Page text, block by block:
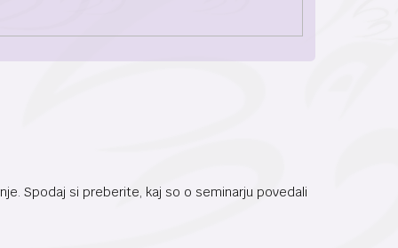
Spodaj si preberite, kaj so o seminarju povedali